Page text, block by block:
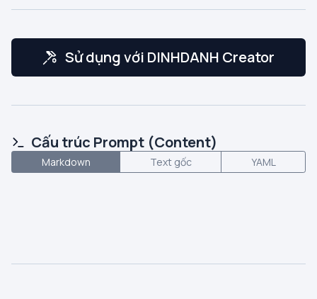
Sử dụng với DINHDANH Creator
Cấu trúc Prompt (Content)
Markdown Text gốc YAML